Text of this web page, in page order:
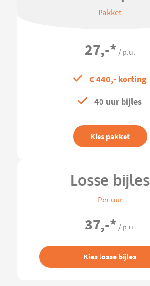
Pakket
27,-* / p.u.
€ 440,- korting
40 uur bijles
Kies pakket
Losse bijles
Per uur
37,-* / p.u.
Kies losse bijles